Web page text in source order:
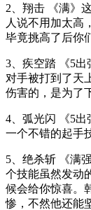
2、翔击 《满》
人说不用加太高
毕竟挑高了后你
3、疾空踏 《5出
对手被打到了天
伤害的，是为了
4、弧光闪 《5出
一个不错的起手
5、绝杀斩 《满
个技能虽然发动
候会给你惊喜。
惨，不然他还能